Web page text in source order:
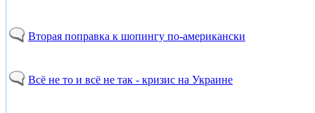
Вторая поправка к шопингу по-американски
Всё не то и всё не так - кризис на Украине